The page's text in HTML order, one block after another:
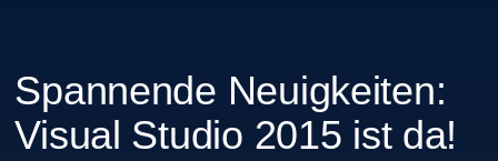
Spannende Neuigkeiten:
Visual Studio 2015 ist da!